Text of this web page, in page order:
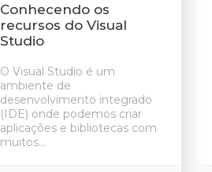
Conhecendo os
recursos do Visual
Studio
O Visual Studio é um
ambiente de
desenvolvimento integrado
(IDE) onde podemos criar
aplicações e bibliotecas com
muitos...